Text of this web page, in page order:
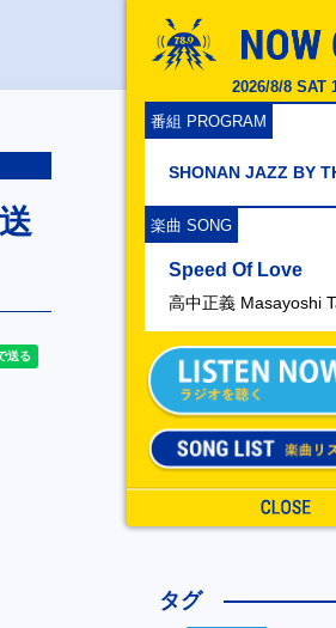
2026/8/8 SAT
番組 PROGRAM
SHONAN JAZZ BY
楽曲 SONG
Speed Of Love
高中正義 Masayoshi
タグ